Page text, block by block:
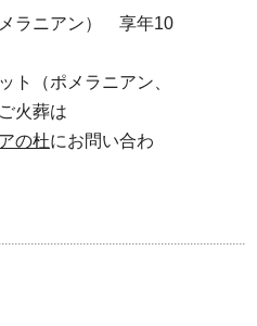
ラニアン） 享年10
ト（ポメラニアン、
火葬は
の杜にお問い合わ